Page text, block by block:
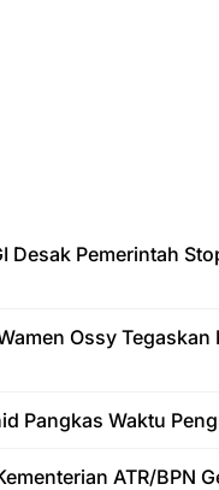
Desak Pemerintah
Ossy
Pangkas Waktu
ATR/BPN